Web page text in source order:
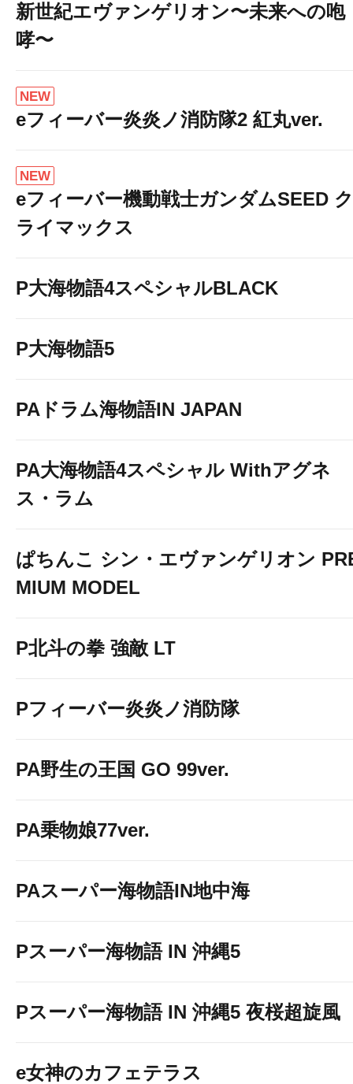
新世紀エヴァンゲリオン〜未来への咆
哮〜
NEW
eフィーバー炎炎ノ消防隊2 紅丸ver.
NEW
eフィーバー機動戦士ガンダムSEED ク
ライマックス
P大海物語4スペシャルBLACK
P大海物語5
PAドラム海物語IN JAPAN
PA大海物語4スペシャル Withアグネ
ス・ラム
ぱちんこ シン・エヴァンゲリオン
MIUM MODEL
P北斗の拳 強敵 LT
Pフィーバー炎炎ノ消防隊
PA野生の王国 GO 99ver.
PA乗物娘77ver.
PAスーパー海物語IN地中海
Pスーパー海物語 IN 沖縄5
Pスーパー海物語 IN 沖縄5 夜桜超旋風
e女神のカフェテラス